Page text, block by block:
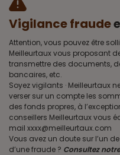
Vigilance fraude
Attention, vous pouvez être
Meilleurtaux vous proposant
transmettre des documents,
bancaires, etc.
Soyez vigilants · Meilleurtaux
verser sur un compte les
des fonds propres, à
conseillers Meilleurtaux vous
mail xxxx@meilleurtaux.com
Vous avez un doute sur l’un
d’une fraude ? Consultez